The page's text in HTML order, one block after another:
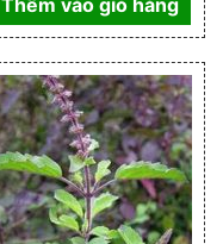
Thêm vào giỏ hàng